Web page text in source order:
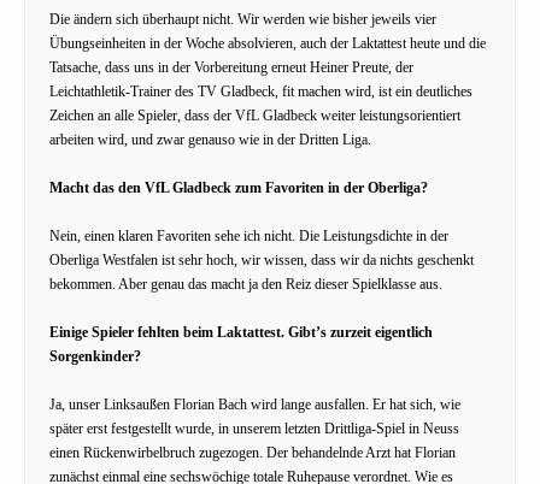
Die ändern sich überhaupt nicht. Wir werden wie bisher jeweils vier
Übungseinheiten in der Woche absolvieren, auch der Laktattest heute und die
Tatsache, dass uns in der Vorbereitung erneut Heiner Preute, der
Leichtathletik-Trainer des TV Gladbeck, fit machen wird, ist ein deutliches
Zeichen an alle Spieler, dass der VfL Gladbeck weiter leistungsorientiert
arbeiten wird, und zwar genauso wie in der Dritten Liga.
Macht das den VfL Gladbeck zum Favoriten in der Oberliga?
Nein, einen klaren Favoriten sehe ich nicht. Die Leistungsdichte in der
Oberliga Westfalen ist sehr hoch, wir wissen, dass wir da nichts geschenkt
bekommen. Aber genau das macht ja den Reiz dieser Spielklasse aus.
Einige Spieler fehlten beim Laktattest. Gibt’s zurzeit eigentlich
Sorgenkinder?
Ja, unser Linksaußen Florian Bach wird lange ausfallen. Er hat sich, wie
später erst festgestellt wurde, in unserem letzten Drittliga-Spiel in Neuss
einen Rückenwirbelbruch zugezogen. Der behandelnde Arzt hat Florian
zunächst einmal eine sechswöchige totale Ruhepause verordnet. Wie es